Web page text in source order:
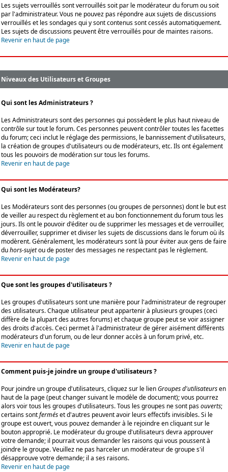
Les sujets verrouillés sont verrouillés soit par le modérateur du forum ou soit
par l'administrateur. Vous ne pouvez pas répondre aux sujets de discussions
verrouillés et les sondages qui y sont contenus sont cessés automatiquement.
Les sujets de discussions peuvent être verrouillés pour de maintes raisons.
Revenir en haut de page
Niveaux des Utilisateurs et Groupes
Qui sont les Administrateurs ?
Les Administrateurs sont des personnes qui possèdent le plus haut niveau de
contrôle sur tout le forum. Ces personnes peuvent contrôler toutes les facettes
du forum; ceci inclut le réglage des permissions, le bannissement d'utilisateurs,
la création de groupes d'utilisateurs ou de modérateurs, etc. Ils ont également
tous les pouvoirs de modération sur tous les forums.
Revenir en haut de page
Qui sont les Modérateurs?
Les Modérateurs sont des personnes (ou groupes de personnes) dont le but est
de veiller au respect du règlement et au bon fonctionnement du forum tous les
jours. Ils ont le pouvoir d'éditer ou de supprimer les messages et de verrouiller,
déverrouiller, supprimer et diviser les sujets de discussions dans le forum où ils
modèrent. Généralement, les modérateurs sont là pour éviter aux gens de faire
duhors-sujetou de poster des messages ne respectant pas le règlement.
Revenir en haut de page
Que sont les groupes d'utilisateurs ?
Les groupes d'utilisateurs sont une manière pour l'administrateur de regrouper
des utilisateurs. Chaque utilisateur peut appartenir à plusieurs groupes (ceci
diffère de la plupart des autres forums) et chaque groupe peut se voir assigner
des droits d'accès. Ceci permet à l'administrateur de gérer aisément différents
modérateurs d'un forum, ou de leur donner accès à un forum privé, etc.
Revenir en haut de page
Comment puis-je joindre un groupe d'utilisateurs ?
Pour joindre un groupe d'utilisateurs, cliquez sur le lienGroupes d'utilisateursen
haut de la page (peut changer suivant le modèle de document); vous pourrez
alors voir tous les groupes d'utilisateurs. Tous les groupes ne sont pasouverts;
certains sontferméset d'autres peuvent avoir leurs effectifs invisibles. Si le
groupe est ouvert, vous pouvez demander à le rejoindre en cliquant sur le
bouton approprié. Le modérateur du groupe d'utilisateurs devra approuver
votre demande; il pourrait vous demander les raisons qui vous poussent à
joindre le groupe. Veuillez ne pas harceler un modérateur de groupe s'il
désapprouve votre demande; il a ses raisons.
Revenir en haut de page